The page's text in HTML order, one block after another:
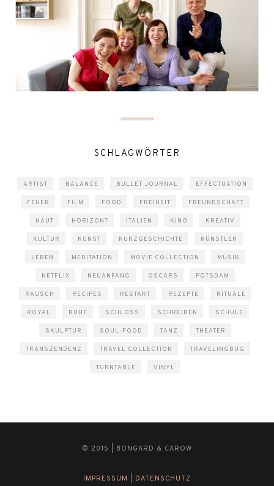
SCHLAGWÖRTER
ARTIST BALANCE BULLET JOURNAL EFFECTUATION
FEUER FILM FOOD FREIHEIT FREUNDSCHAFT
HAUT HORIZONT ITALIEN KINO KREATIV
KULTUR KUNST KURZGESCHICHTE KÜNSTLER
LEBEN MEDITATION MOVIE COLLECTION MUSIK
NETFLIX NEUANFANG OSCARS POTSDAM
RAUSCH RECIPES RESTART REZEPTE RITUALE
ROYAL RUHE SCHLOSS SCHREIBEN SCHULE
SKULPTUR SOUL-FOOD TANZ THEATER
TRANSZENDENZ TRAVEL COLLECTION TRAVELINGBUG
TURNTABLE VINYL
© 2015 | BONGARD & CAROW
IMPRESSUM DATENSCHUTZ